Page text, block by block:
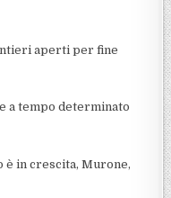
aperti per fine
a tempo determinato
è in crescita, Murone,